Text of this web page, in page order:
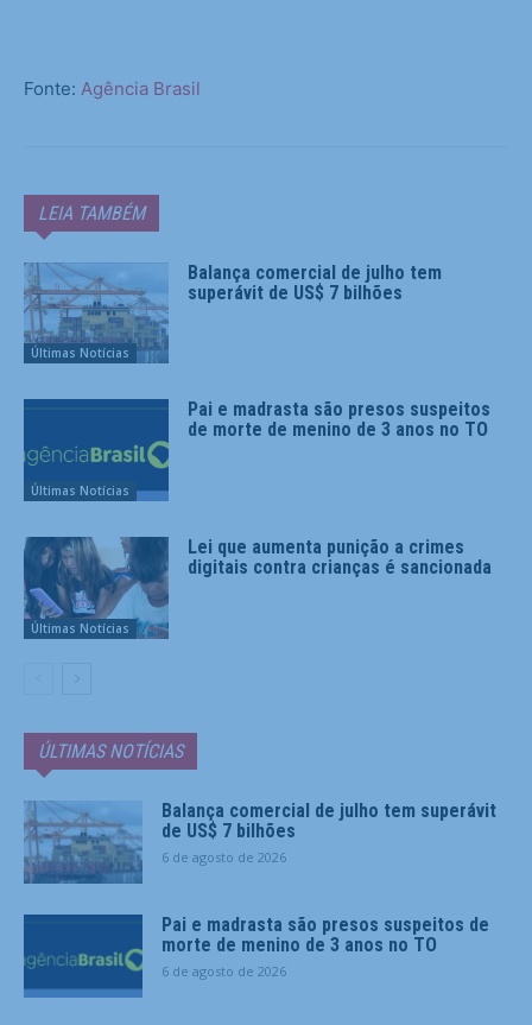
Fonte: Agência Brasil
LEIA TAMBÉM
Últimas Notícias
Balança comercial de julho tem
superávit de US$ 7 bilhões
Últimas Notícias
Pai e madrasta são presos suspeitos
de morte de menino de 3 anos no TO
Últimas Notícias
Lei que aumenta punição a crimes
digitais contra crianças é sancionada
ÚLTIMAS NOTÍCIAS
Balança comercial de julho tem superávit
de US$ 7 bilhões
6 de agosto de 2026
Pai e madrasta são presos suspeitos de
morte de menino de 3 anos no TO
6 de agosto de 2026